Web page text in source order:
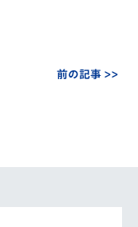
前の記事 >>